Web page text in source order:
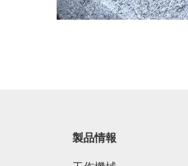
製品情報